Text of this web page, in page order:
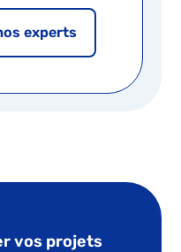
experts
vos projets